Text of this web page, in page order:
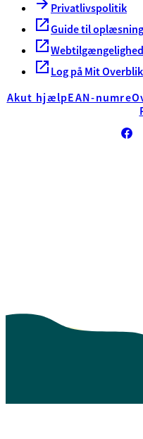
Privatlivspolitik
Guide til
Log på Mit Overblik
Akut hjælpEAN-numre